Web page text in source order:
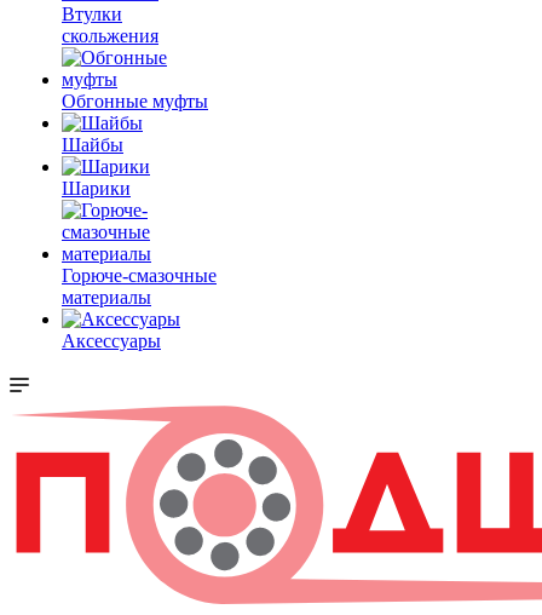
Втулки
скольжения
Обгонные муфты
Шайбы
Шарики
Горюче-смазочные
материалы
Аксессуары